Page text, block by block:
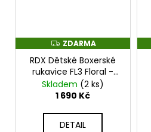
Z
D
A
R
M
A
ZDARMA
RDX Dětské Boxerské
rukavice FL3 Floral -
BGR-FL3
Skladem (2 ks)
1 690 Kč
DETAIL